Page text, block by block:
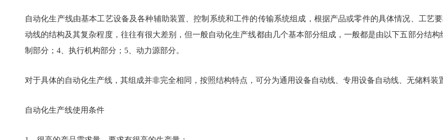
自动化生产线由基本工艺设备及各种辅助装置、控制系统和工件的传输系统组成，根据产品或零件的具体情况、工艺
动线的结构及其复杂程度，往往有很大差别，但一般自动化生产线都由几个基本部分组成，一般都是由以下五部分结
制部分；4、执行机构部分；5、动力源部分。
对于具体的自动化生产线，其组成并非完全相同，按照结构特点，可分为通用设备自动线、专用设备自动线、无储料装
自动化生产线使用条件